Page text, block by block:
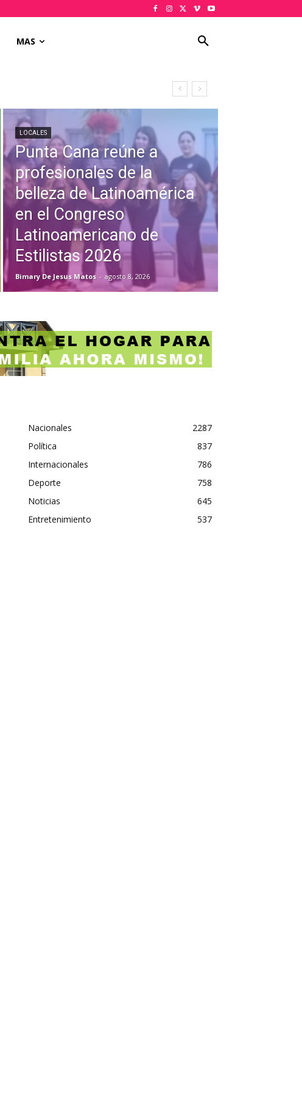
MAS
LOCALES
Punta Cana reúne a
profesionales de la
belleza de Latinoamérica
en el Congreso
Latinoamericano de
Estilistas 2026
Bimary De Jesus Matos - agosto 8, 2026
Nacionales
2287
Política
837
Internacionales
786
Deporte
758
Noticias
645
Entretenimiento
537